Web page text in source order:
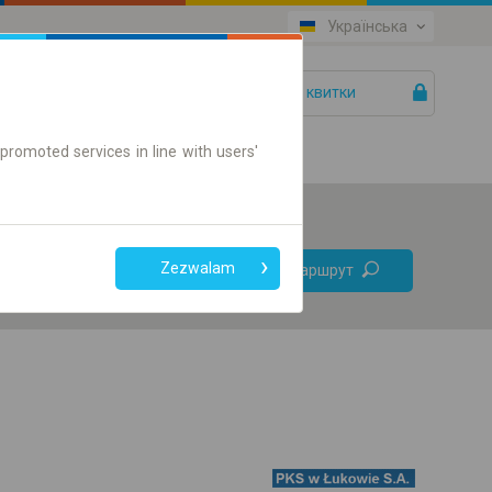
Українська
Ваші квитки
Тільки онлайн квиток
Знайти маршрут
+
services in line with users'
Zezwalam